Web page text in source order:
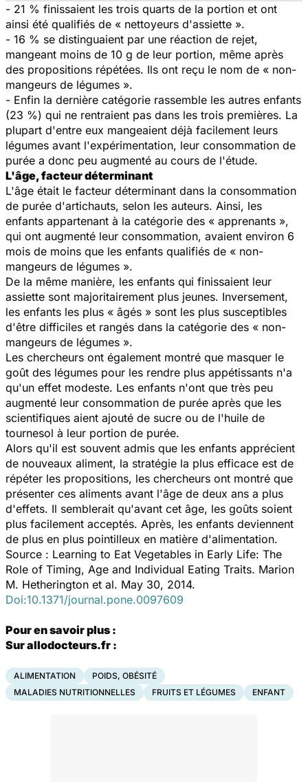
- 21 % finissaient les trois quarts de la portion et ont
ainsi été qualifiés de « nettoyeurs d'assiette ».
- 16 % se distinguaient par une réaction de rejet,
mangeant moins de 10 g de leur portion, même après
des propositions répétées. Ils ont reçu le nom de « non-
mangeurs de légumes ».
- Enfin la dernière catégorie rassemble les autres enfants
(23 %) qui ne rentraient pas dans les trois premières. La
plupart d'entre eux mangeaient déjà facilement leurs
légumes avant l'expérimentation, leur consommation de
purée a donc peu augmenté au cours de l'étude.
L'âge, facteur déterminant
L'âge était le facteur déterminant dans la consommation
de purée d'artichauts, selon les auteurs. Ainsi, les
enfants appartenant à la catégorie des « apprenants »,
qui ont augmenté leur consommation, avaient environ 6
mois de moins que les enfants qualifiés de « non-
mangeurs de légumes ».
De la même manière, les enfants qui finissaient leur
assiette sont majoritairement plus jeunes. Inversement,
les enfants les plus « âgés » sont les plus susceptibles
d'être difficiles et rangés dans la catégorie des « non-
mangeurs de légumes ».
Les chercheurs ont également montré que masquer le
goût des légumes pour les rendre plus appétissants n'a
qu'un effet modeste. Les enfants n'ont que très peu
augmenté leur consommation de purée après que les
scientifiques aient ajouté de sucre ou de l'huile de
tournesol à leur portion de purée.
Alors qu'il est souvent admis que les enfants apprécient
de nouveaux aliment, la stratégie la plus efficace est de
répéter les propositions, les chercheurs ont montré que
présenter ces aliments avant l'âge de deux ans a plus
d'effets. Il semblerait qu'avant cet âge, les goûts soient
plus facilement acceptés. Après, les enfants deviennent
de plus en plus pointilleux en matière d'alimentation.
Source : Learning to Eat Vegetables in Early Life: The
Role of Timing, Age and Individual Eating Traits. Marion
M. Hetherington et al. May 30, 2014.
Doi:10.1371/journal.pone.0097609
Pour en savoir plus :
Sur allodocteurs.fr :
ALIMENTATION
POIDS, OBÉSITÉ
MALADIES NUTRITIONNELLES
FRUITS ET LÉGUMES ENFANT